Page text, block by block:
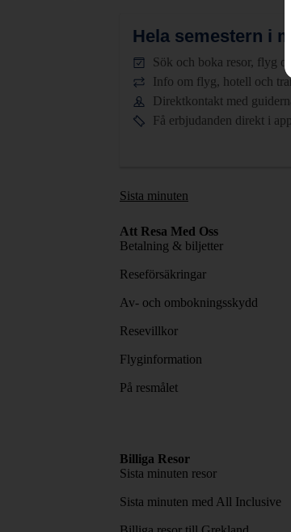
Hela semestern i
Sök och boka resor, flyg
Info om flyg, hotell och
Direktkontakt med
Få erbjudanden direkt i
Sista minuten
Att Resa Med Oss
Betalning & biljetter
Reseförsäkringar
Av- och ombokningsskydd
Resevillkor
Flyginformation
På resmålet
Billiga Resor
Sista minuten resor
Sista minuten med All Inclusive